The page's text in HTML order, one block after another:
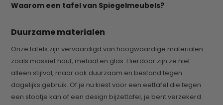
Waarom een tafel van Spiegelmeubels?
Duurzame materialen
Onze tafels zijn vervaardigd van hoogwaardige materialen
zoals massief hout, metaal en glas. Hierdoor zijn ze niet
alleen stijlvol, maar ook duurzaam en bestand tegen
dagelijks gebruik. Of je nu kiest voor een eettafel die tegen
een stootje kan of een design bijzettafel, je bent verzekerd